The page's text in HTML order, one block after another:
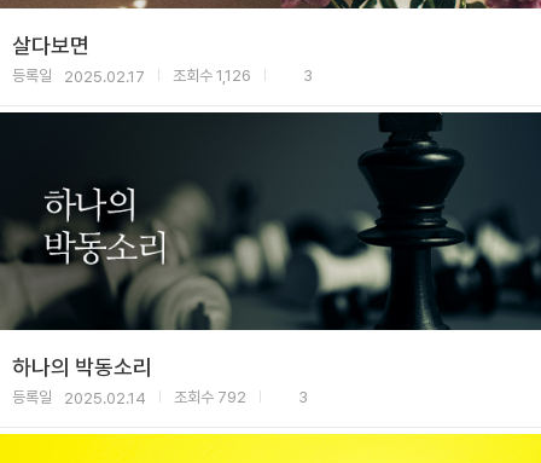
살다보면
등록일 2025.02.17 조회수 1,126 3
하나의 박동소리
등록일 2025.02.14 조회수 792 3